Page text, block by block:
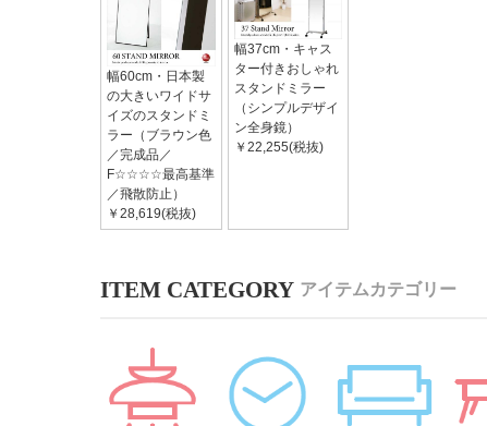
幅60cm・日本製
の大きいワイドサ
イズのスタンドミ
ラー（ブラウン色
／完成品／
F☆☆☆☆最高基準
／飛散防止）
￥28,619(税抜)
幅37cm・キャス
ター付きおしゃれ
スタンドミラー
（シンプルデザイ
ン全身鏡）
￥22,255(税抜)
アイテムカテゴリー